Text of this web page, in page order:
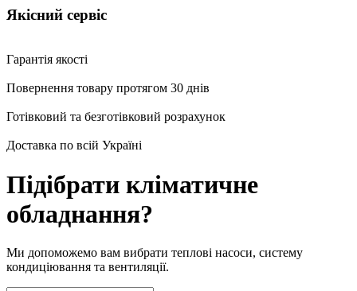
Якісний сервіс
Гарантія якості
Повернення товару протягом 30 днів
Готівковий та безготівковий розрахунок
Доставка по всій Україні
Підібрати кліматичне
обладнання?
Ми допоможемо вам вибрати теплові насоси, систему
кондиціювання та вентиляції.